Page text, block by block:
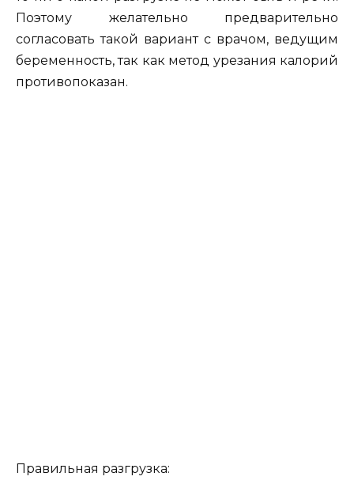
Поэтому желательно предварительно
согласовать такой вариант с врачом, ведущим
беременность, так как метод урезания калорий
противопоказан.
Правильная разгрузка: